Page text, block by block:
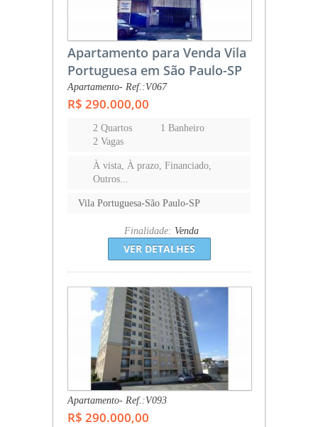
Apartamento para Venda Vila
Portuguesa em São Paulo-SP
Apartamento- Ref.:V067
R$ 290.000,00
2 Quartos
1 Banheiro
2 Vagas
À vista, À prazo, Financiado,
Outros...
Vila Portuguesa-São Paulo-SP
Finalidade: Venda
VER DETALHES
Apartamento- Ref.:V093
R$ 290.000,00